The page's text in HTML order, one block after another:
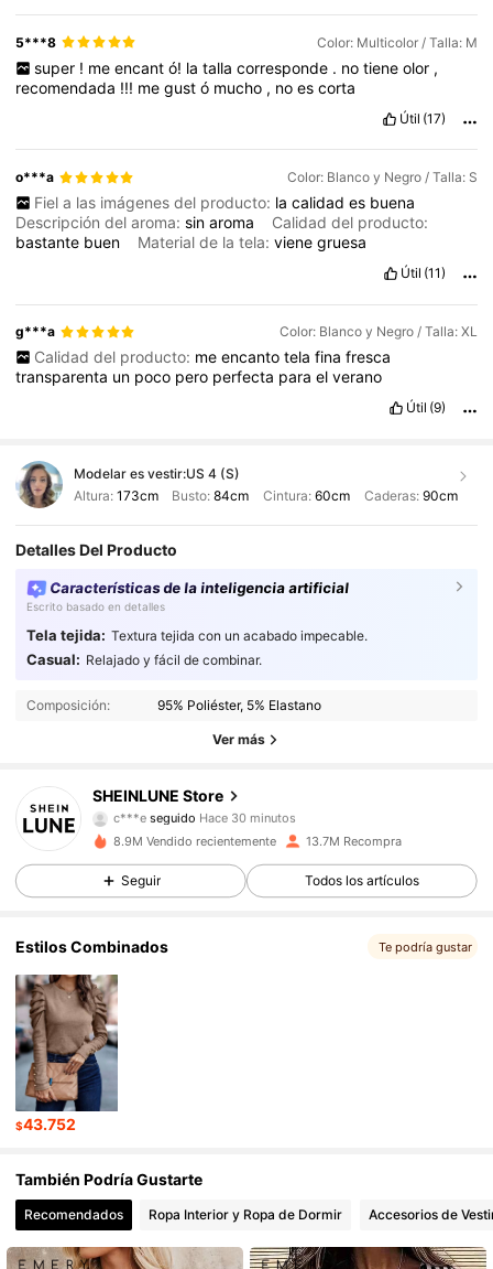
5***8 Color: Multicolor / Talla: M
super ! me encant ó! la talla corresponde . no tiene olor ,
recomendada !!! megustó mucho , noescorta
Útil (17)
o***a Color: Blanco y Negro / Talla: S
Fiel a las imágenes del producto: la calidad es buena
Descripción del aroma:sinaroma
Calidad del producto:
bastante buen Material de la tela:vienegruesa
Útil (11)
g***a Color: Blanco y Negro / Talla: XL
Calidad del producto: me encanto tela fina fresca
transparenta un poco pero perfecta paraelverano
Útil (9)
Modelar es vestir:US 4 (S)
Altura: 173cm Busto:84cm Cintura: 60cm Caderas: 90cm
Detalles Del Producto
Características de la inteligencia artificial
Escrito basado en detalles
Tela tejida: Textura tejida con un acabado impecable.
Casual: Relajado y fácil de combinar.
Composición: 95% Poliéster, 5% Elastano
Ver más
SHEINLUNE Store
c***eseguido Hace 30 minutos
4,91
4,91 1M Seguidores
8.9M Vendido recientemente 13.7M Recompra
Seguir Todos los artículos
Estilos Combinados Te podría gustar
$43.752
También Podría Gustarte
Recomendados Ropa Interior y Ropa de Dormir Accesorios de